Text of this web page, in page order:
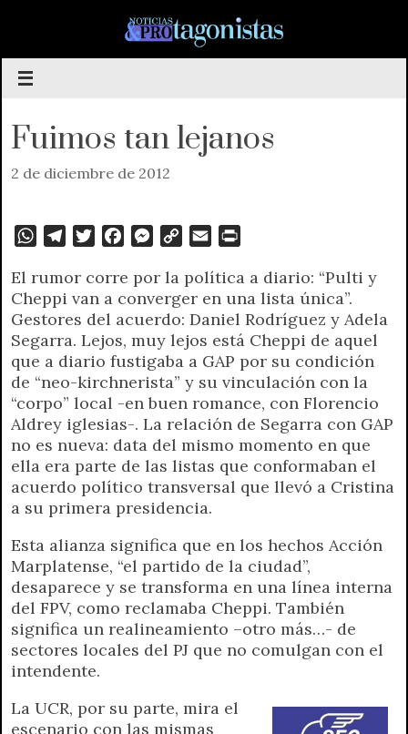
contenido
Fuimos tan lejanos
2 de diciembre de 2012
W
a
t
s
A
p
p
l
e
g
r
a
m
i
t
t
e
r
c
e
b
o
o
k
M
s
s
e
n
g
e
r
p
y
L
i
n
k
a
i
l
i
n
t
F
r
i
e
n
d
l
y
El rumor corre por la política a diario: “Pulti y
Cheppi van a converger en una lista única”.
Gestores del acuerdo: Daniel Rodríguez y Adela
Segarra. Lejos, muy lejos está Cheppi de aquel
que a diario fustigaba a GAP por su condición
de “neo-kirchnerista” y su vinculación con la
“corpo” local -en buen romance, con Florencio
Aldrey iglesias-. La relación de Segarra con GAP
no es nueva: data del mismo momento en que
ella era parte de las listas que conformaban el
acuerdo político transversal que llevó a Cristina
a su primera presidencia.
Esta alianza significa que en los hechos Acción
Marplatense, “el partido de la ciudad”,
desaparece y se transforma en una línea interna
del FPV, como reclamaba Cheppi. También
significa un realineamiento –otro más…- de
sectores locales del PJ que no comulgan con el
intendente.
La UCR, por su parte, mira el
escenario con las mismas